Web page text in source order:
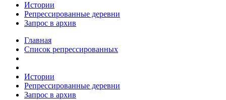
Истории
Репрессированные деревни
Запрос в архив
Главная
Список репрессированных
Истории
Репрессированные деревни
Запрос в архив